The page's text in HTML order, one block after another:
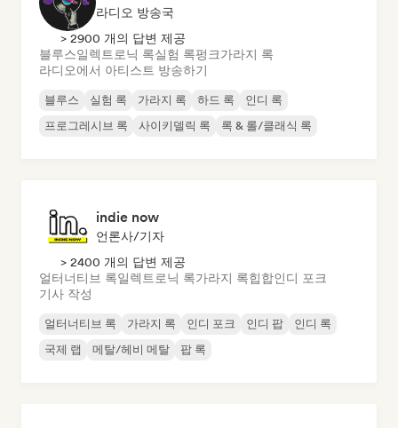
라디오 방송국
> 2900 개의 답변 제공
블루스일렉트로닉 록실험 록펑크가라지 록
라디오에서 아티스트 방송하기
블루스 실험 록 가라지 록 하드 록
인디 록
프로그레시브 록
사이키델릭 록 록 & 롤/클래식 록
indie now
언론사/기자
> 2400 개의 답변 제공
얼터너티브 록일렉트로닉 록가라지 록힙합인디 포크
기사 작성
얼터너티브 록 가라지 록 인디 포크 인디 팝
인디 록
국제 랩
메탈/헤비 메탈 팝 록